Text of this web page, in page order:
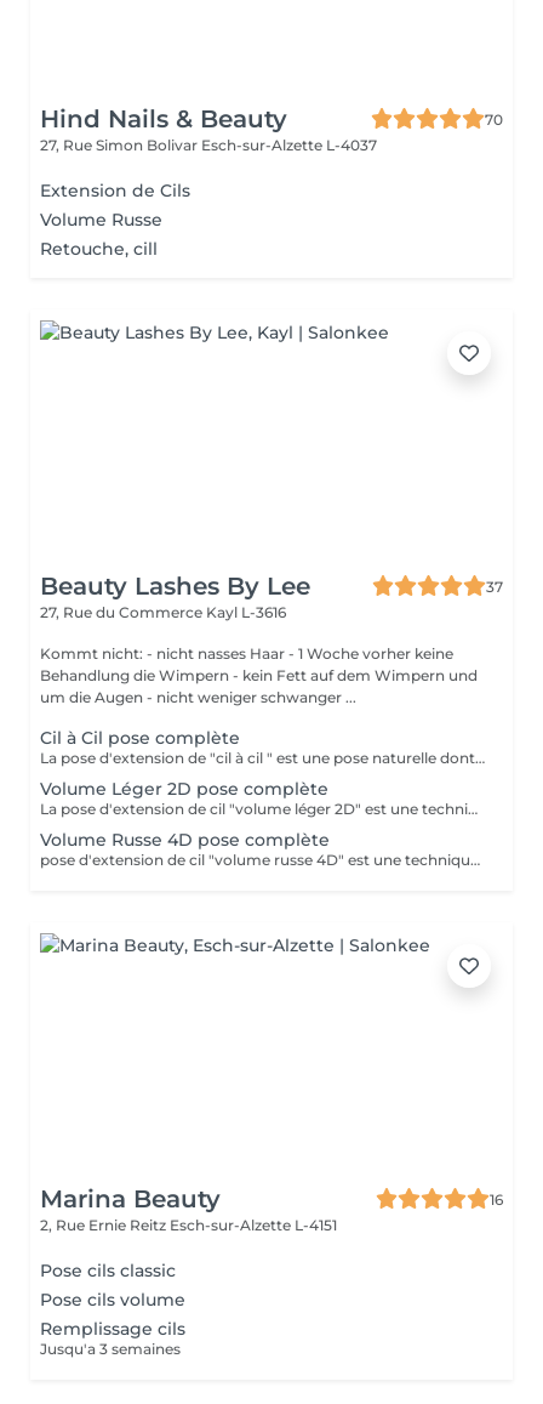
Hind Nails & Beauty
70
27, Rue Simon Bolivar Esch-sur-Alzette L-4037
Extension de Cils
Volume Russe
Retouche, cill
Beauty Lashes By Lee
37
27, Rue du Commerce Kayl L-3616
Kommt nicht: - nicht nasses Haar - 1 Woche vorher keine
Behandlung die Wimpern - kein Fett auf dem Wimpern und
um die Augen - nicht weniger schwanger ...
Cil à Cil pose complète
La pose d'extension de "cil à cil " est une pose naturelle dont la technique consiste à poser 1 extension de cil sur chaque cils naturels.
Volume Léger 2D pose complète
La pose d'extension de cil "volume léger 2D" est une technique qui consiste à poser un bouquet de plusieurs extension de cils (2 cils) sur un cil naturel. Cela permet de créer plus de volume et d'intensité sur le regard
Volume Russe 4D pose complète
pose d'extension de cil "volume russe 4D" est une technique qui consiste à poser un bouquet de plusieurs extension de cils (4 cils) sur un cil naturel. Cela permet de créer plus de volume et d'intensité sur le regard
Marina Beauty
16
2, Rue Ernie Reitz Esch-sur-Alzette L-4151
Pose cils classic
Pose cils volume
Remplissage cils
Jusqu'a 3 semaines